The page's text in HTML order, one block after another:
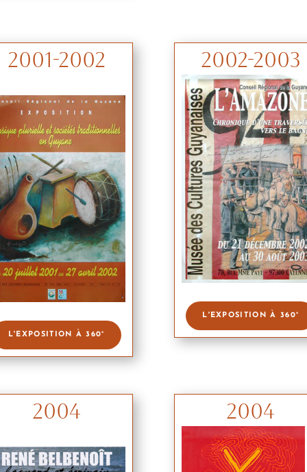
2001-2002
L'EXPOSITION À 360°
2002-2003
L'EXPOSITION À 360°
2004 2004